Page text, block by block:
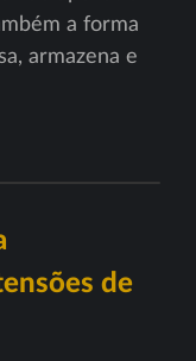
a forma
armazena e
de